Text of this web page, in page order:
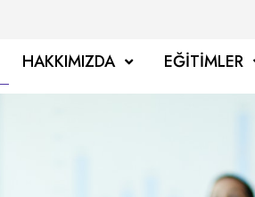
HAKKIMIZDA EĞITIMLER